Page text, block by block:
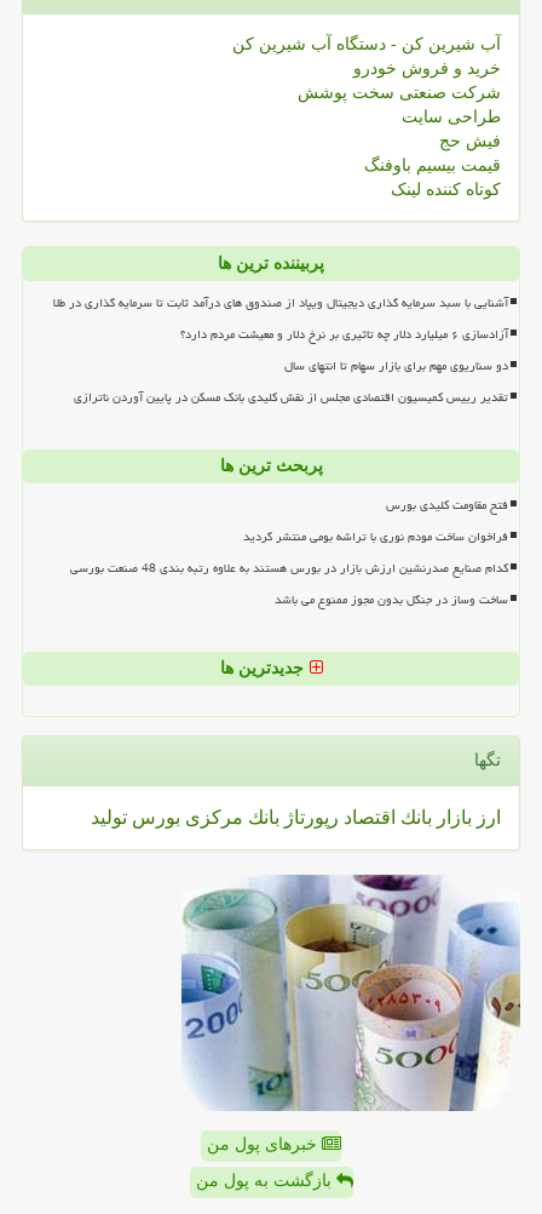
آب شیرین کن - دستگاه آب شیرین کن
خرید و فروش خودرو
شرکت صنعتی سخت پوشش
طراحی سایت
فیش حج
قیمت بیسیم باوفنگ
کوتاه کننده لینک
پربیننده ترین ها
آشنایی با سبد سرمایه گذاری دیجیتال ویپاد از صندوق های درآمد ثابت تا سرمایه گذاری در طلا
آزادسازی ۶ میلیارد دلار چه تاثیری بر نرخ دلار و معیشت مردم دارد؟
دو سناریوی مهم برای بازار سهام تا انتهای سال
تقدیر رییس کمیسیون اقتصادی مجلس از نقش کلیدی بانک مسکن در پایین آوردن ناترازی
پربحث ترین ها
فتح مقاومت کلیدی بورس
فراخوان ساخت مودم نوری با تراشه بومی منتشر گردید
کدام صنایع صدرنشین ارزش بازار در بورس هستند به علاوه رتبه بندی 48 صنعت بورسی
ساخت وساز در جنگل بدون مجوز ممنوع می باشد
جدیدترین ها
تگها
ارز بازار بانك اقتصاد رپورتاژ بانك مركزی بورس تولید
خبرهای پول من
بازگشت به پول من